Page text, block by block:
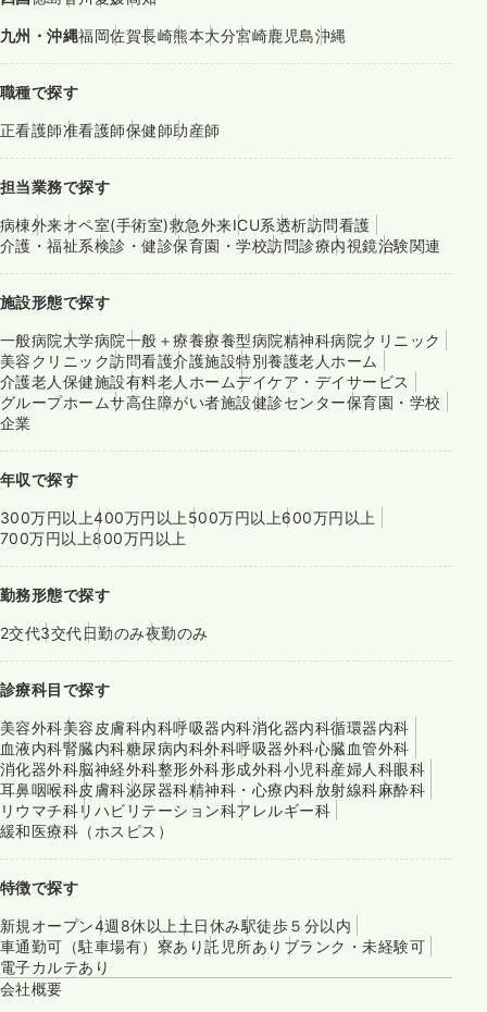
九州・沖縄福岡佐賀長崎熊本大分宮崎鹿児島沖縄
職種で探す
正看護師准看護師保健師助産師
担当業務で探す
病棟外来オペ室(手術室)救急外来ICU系透析訪問看護
介護・福祉系検診・健診保育園・学校訪問診療内視鏡治験関連
施設形態で探す
一般病院大学病院一般＋療養療養型病院精神科病院クリニック
美容クリニック訪問看護介護施設特別養護老人ホーム
介護老人保健施設有料老人ホームデイケア・デイサービス
グループホームサ高住障がい者施設健診センター保育園・学校
企業
年収で探す
300万円以上400万円以上 500万円以上600万円以上
700万円以上800万円以上
勤務形態で探す
2交代3交代日勤のみ夜勤のみ
診療科目で探す
美容外科美容皮膚科内科呼吸器内科消化器内科循環器内科
血液内科腎臓内科糖尿病内科外科呼吸器外科心臓血管外科
消化器外科脳神経外科整形外科形成外科小児科産婦人科眼科
耳鼻咽喉科皮膚科泌尿器科精神科・心療内科放射線科麻酔科
リウマチ科リハビリテーション科アレルギー科
緩和医療科（ホスピス）
特徴で探す
新規オープン4週8休以上 土日休み駅徒歩５分以内
車通勤可（駐車場有） 寮あり託児所あり ブランク・未経験可
電子カルテあり
会社概要